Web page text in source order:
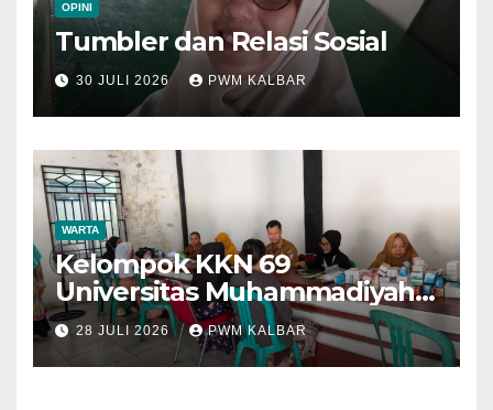
OPINI
Tumbler dan Relasi Sosial
30 JULI 2026 PWM KALBAR
WARTA
Kelompok KKN 69
Universitas Muhammadiyah
Pontianak Dibagi Dua Tim,
Cat Bangunan dan Dampingi
Pelayanan Posyandu Lansia
28 JULI 2026 PWM KALBAR